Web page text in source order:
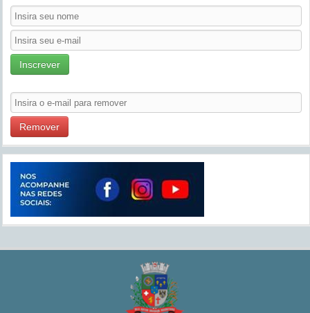
Inscrever
Remover